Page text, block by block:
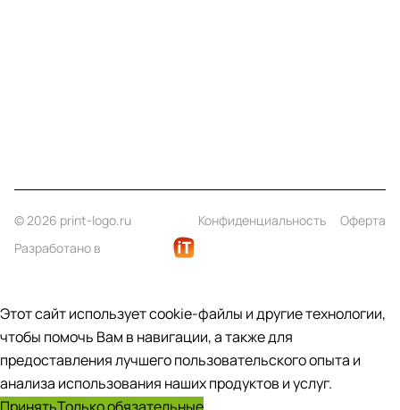
© 2026 print-logo.ru Конфиденциальность
Оферта
Разработано в
Этот сайт использует cookie-файлы и другие технологии,
чтобы помочь Вам в навигации, а также для
предоставления лучшего пользовательского опыта и
анализа использования наших продуктов и услуг.